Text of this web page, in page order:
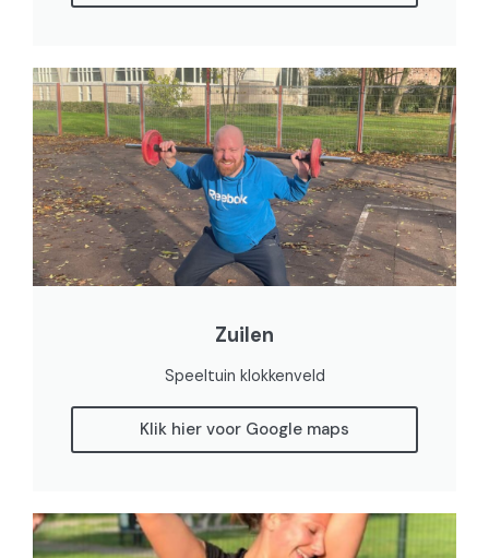
Zuilen
Speeltuin klokkenveld
Klik hier voor Google maps